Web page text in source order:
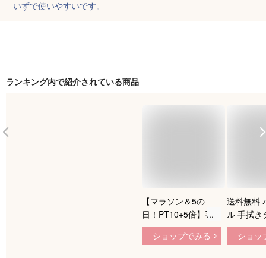
いずで使いやすいです。
ランキング内で紹介されている商品
【マラソン＆5の
日！PT10+5倍】手
拭きタオル ハンドタ
オル 吸水 速乾 4色選
ショップでみる
送料無料
ル 手拭き
活用品 日
ショッ